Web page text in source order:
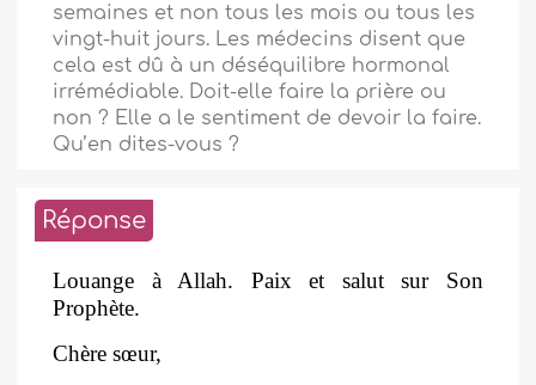
semaines et non tous les mois ou tous les
vingt-huit jours. Les médecins disent que
cela est dû à un déséquilibre hormonal
irrémédiable. Doit-elle faire la prière ou
non ? Elle a le sentiment de devoir la faire.
Qu’en dites-vous ?
Réponse
Louange à Allah. Paix et salut sur Son
Prophète.
Chère sœur,